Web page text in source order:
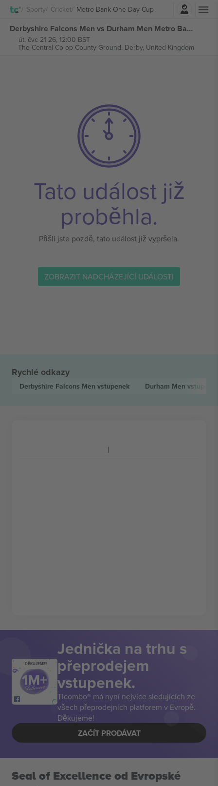
Sporty Cricket Metro Bank One Day Cup
Přihlásit se
Derbyshire Falcons Men vs Durham Men Metro Bank One Day Cup vstupenek
út, čvc 21 26, 12:00 BST
The Central Co-op County Ground, Derby, United Kingdom
Tato událost již
proběhla.
Přišli jste pozdě, tato událost již vypršela.
ZOBRAZIT NADCHÁZEJÍCÍ UDÁLOSTI
Rychlé odkazy
Derbyshire Falcons Men vstupenek Durham Men
DĚKUJEME!
Jednička na trhu s
přeprodejem
vstupenek.
Ticombo® má nyní nejvíce sledujících ze
všech přeprodejních platforem v Evropě.
Děkujeme!
ZAČÍT PRODÁVAT
Seal of Excellence od Evropské